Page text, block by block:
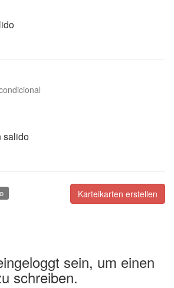
salido
Karteikarten erstellen
sein, um einen
schreiben.